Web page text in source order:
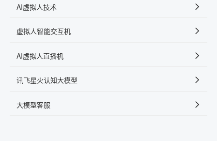
AI虚拟人技术
虚拟人智能交互机
AI虚拟人直播机
讯飞星火认知大模型
大模型客服